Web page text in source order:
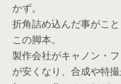
かず。
折角詰め込んだ事がこ
この脚本。
製作会社がキャノン・
が安くなり、合成や特